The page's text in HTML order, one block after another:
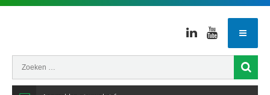
LinkedinYoutube